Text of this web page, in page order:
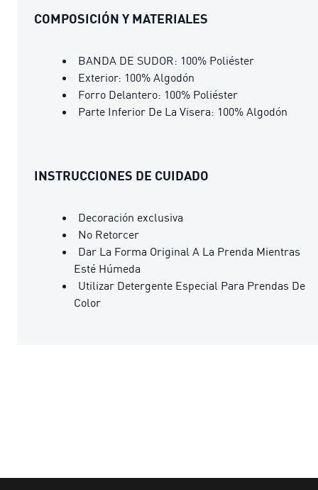
COMPOSICIÓN Y MATERIALES
BANDA DE SUDOR: 100% Poliéster
Exterior: 100% Algodón
Forro Delantero: 100% Poliéster
Parte Inferior De La Visera: 100% Algodón
INSTRUCCIONES DE CUIDADO
Decoración exclusiva
No Retorcer
Dar La Forma Original A La Prenda Mientras
Esté Húmeda
Utilizar Detergente Especial Para Prendas De
Color